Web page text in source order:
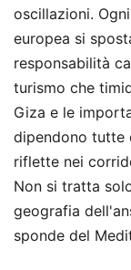
oscillazioni.
europea si
responsabilità
turismo che
Giza e le
dipendono tutte
riflette nei
Non si tratta
geografia
sponde del